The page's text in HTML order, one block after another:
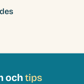
ochtips